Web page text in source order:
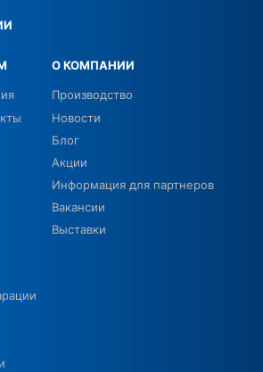
О КОМПАНИИ
Производство
Новости
Блог
Акции
Информация для партнеров
Вакансии
Выставки